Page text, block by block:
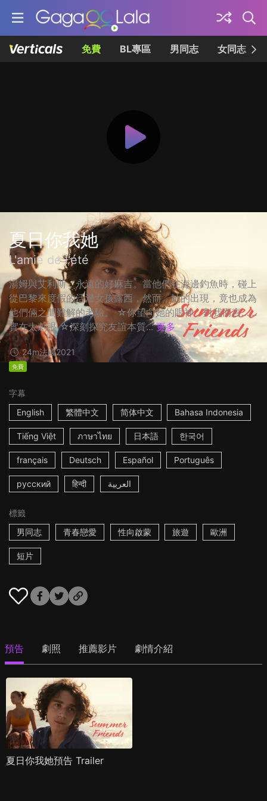
免費 BL專區 男同志 女同志
夏日你我她
L'amie de l'été
湯姆與艾利斯，永遠的好麻吉。當他們在海邊釣魚時，碰上
從巴黎來度假的活潑女孩露西，然而，她的出現，竟也成為
他們倆之間難解的考驗。 ☆你望向她的眼神，對我而言……
實在太刺眼 ☆深刻探究友誼本質... 更多
24m法國2021
免費
字幕
English
繁體中文 简体中文 Bahasa Indonesia
Tiếng Việt ภาษาไทย 日本語 한국어
français Deutsch Español Português
русский हिन्दी العربية
標籤
男同志
青春戀愛 性向啟蒙 旅遊 歐洲
短片
預告 劇照 推薦影片 劇情介紹
夏日你我她預告 Trailer